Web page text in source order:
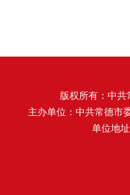
版权所有：中
主办单位：中共常德市
单位地